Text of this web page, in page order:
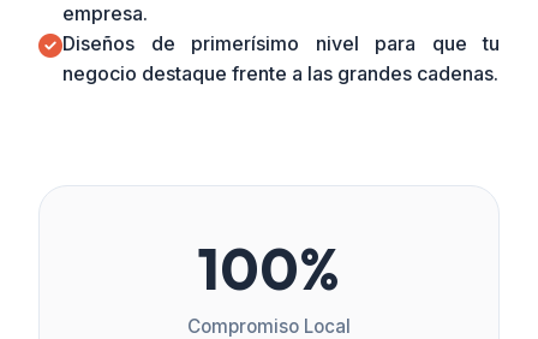
empresa.
Diseños de primerísimo nivel para que tu
negocio destaque frente a las grandes cadenas.
100%
Compromiso Local